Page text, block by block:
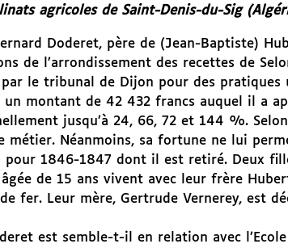
agricoles de Saint-Denis-du-Sig
Doderet, père de (Jean-Baptiste)
de l’arrondissement des recettes de
le tribunal de Dijon pour des pratiques
un montant de 42 432 francs auquel il a
jusqu’à 24, 66, 72 et 144 %.
métier. Néanmoins, sa fortune ne lui
pour 1846-1847 dont il est retiré. Deux
âgée de 15 ans vivent avec leur frère
fer. Leur mère, Gertrude Vernerey, est
est semble-t-il en relation avec